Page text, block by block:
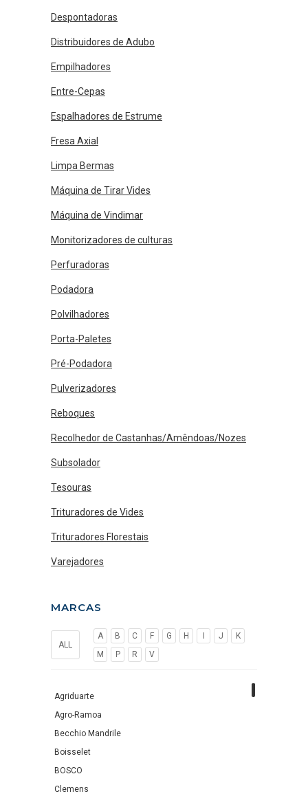
Despontadoras
Distribuidores de Adubo
Empilhadores
Entre-Cepas
Espalhadores de Estrume
Fresa Axial
Limpa Bermas
Máquina de Tirar Vides
Máquina de Vindimar
Monitorizadores de culturas
Perfuradoras
Podadora
Polvilhadores
Porta-Paletes
Pré-Podadora
Pulverizadores
Reboques
Recolhedor de Castanhas/Amêndoas/Nozes
Subsolador
Tesouras
Trituradores de Vides
Trituradores Florestais
Varejadores
MARCAS
ALL
A B C F G H J
K
M
P R V
Agriduarte
Agro-Ramoa
Becchio Mandrile
Boisselet
BOSCO
Clemens